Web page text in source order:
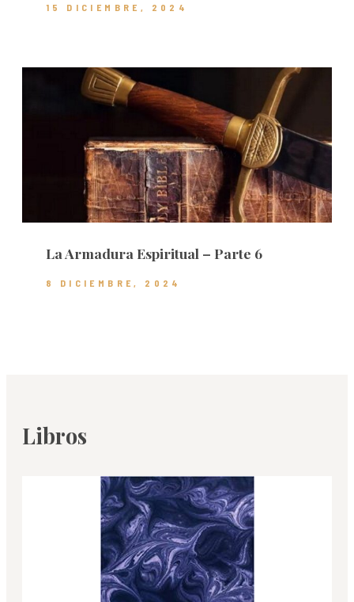
15 DICIEMBRE, 2024
La Armadura Espiritual – Parte 6
8 DICIEMBRE, 2024
Libros